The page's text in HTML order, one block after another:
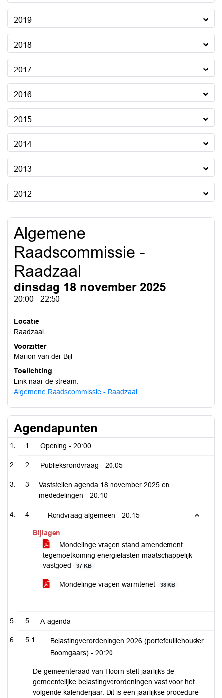
2019
2018
2017
2016
2015
2014
2013
2012
Algemene
Raadscommissie -
Raadzaal
dinsdag 18 november 2025
20:00 - 22:50
Locatie
Raadzaal
Voorzitter
Marion van der Bijl
Toelichting
Link naar de stream:
Algemene Raadscommissie - Raadzaal
Agendapunten
1 Opening - 20:00
2 Publieksrondvraag - 20:05
3
Vaststellen agenda 18 november 2025 en
mededelingen -20:10
4 Rondvraag algemeen - 20:15
Bijlagen
Mondelinge vragen stand amendement
tegemoetkoming energielasten maatschappelijk
vastgoed
37 KB
Mondelinge vragen warmtenet 38 KB
5 A-agenda
5.1
Belastingverordeningen 2026 (portefeuillehouder
Boomgaars) - 20:20
De gemeenteraad van Hoorn stelt jaarlijks de
gemeentelijke belastingverordeningen vast voor het
volgende kalenderjaar. Dit is een jaarlijkse procedure